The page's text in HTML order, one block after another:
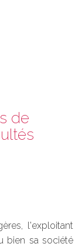
de
l'exploitant
bien sa société